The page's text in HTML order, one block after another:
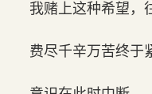
我赌上这种希望，
费尽千辛万苦终于